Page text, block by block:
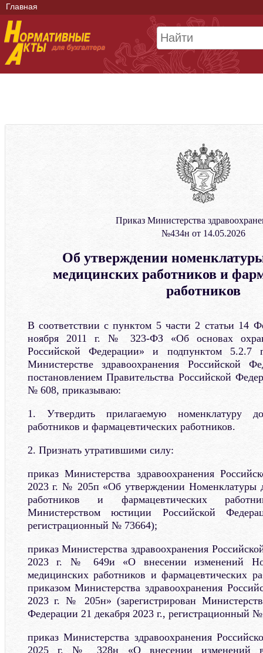
Главная
Приказ Министерства
№434н от 14.05.2026
Об утверждении
медицинских работников и
работников
В соответствии с пунктом 5 части 2 статьи 14
ноября 2011 г. № 323-ФЗ «Об основах
Российской Федерации» и подпунктом
Министерстве здравоохранения Российской
постановлением Правительства Российской
№ 608, приказываю:
1. Утвердить прилагаемую номенклатуру
работников и фармацевтических работников.
2. Признать утратившими силу:
приказ Министерства здравоохранения
2023 г. № 205п «Об утверждении Номенклатуры
работников и фармацевтических
Министерством юстиции Российской
регистрационный № 73664);
приказ Министерства здравоохранения
2023 г. № 649и «О внесении изменений
медицинских работников и фармацевтических
приказом Министерства здравоохранения
2023 г. № 205н» (зарегистрирован
Федерации 21 декабря 2023 г., регистрационный
приказ Министерства здравоохранения
2025 г. № 328н «О внесении изменений в